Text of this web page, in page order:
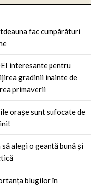
fac cumpărături
interesante pentru
gradinii inainte de
primaverii
orașe sunt sufocate de
să alegi o geantă bună și
blugilor în